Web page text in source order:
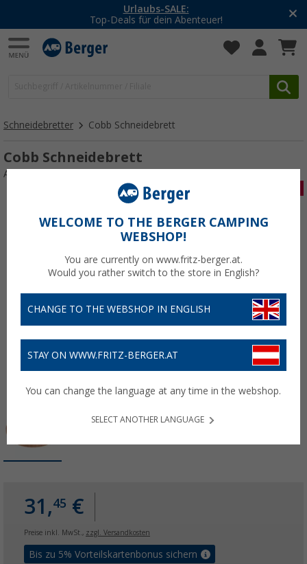
Urlaubs-SALE:
Top-Deals für dein Abenteuer!
Schneidebretter Cobb Schneidebrett
Cobb Schneidebrett
Art.-Nr.: 457180
31,45 €
Preise inkl. MwSt., zzgl. Versandkosten
Bis zu 5% Vorteilskartenbonus sichern
WELCOME TO THE BERGER CAMPING
WEBSHOP!
You are currently on www.fritz-berger.at.
Would you rather switch to the store in English?
CHANGE TO THE WEBSHOP IN ENGLISH
STAY ON WWW.FRITZ-BERGER.AT
You can change the language at any time in the webshop.
SELECT ANOTHER LANGUAGE